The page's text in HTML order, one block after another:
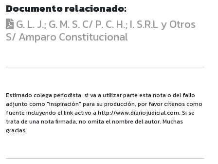
Documento relacionado:
G. L. J.; G. M. S. C/ P. C. H.; I. S.R.L y Otros
S/ Amparo Constitucional
Estimado colega periodista: si va a utilizar parte esta nota o del fallo
adjunto como "inspiración" para su producción, por favor cítenos como
fuente incluyendo el link activo a http://www.diariojudicial.com. Si se
trata de una nota firmada, no omita el nombre del autor. Muchas
gracias.